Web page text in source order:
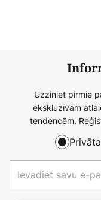
Uzziniet pirmie
ekskluzīvām
tendencēm.